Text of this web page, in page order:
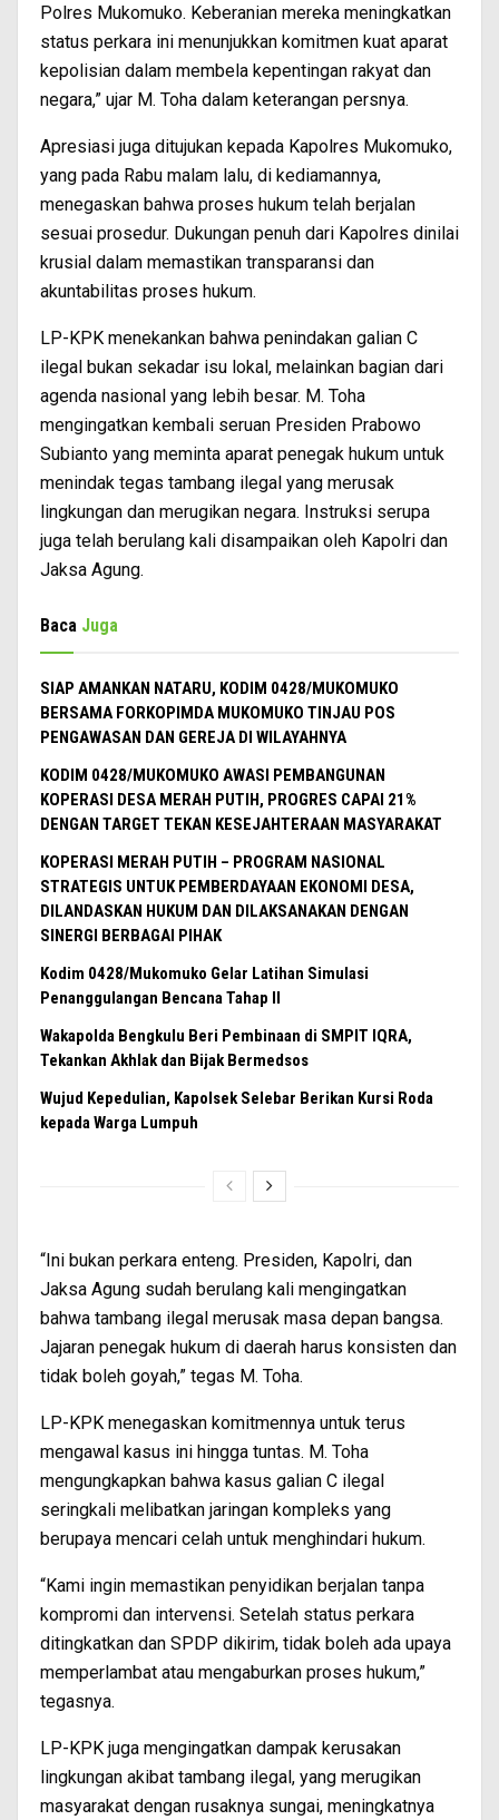
Polres Mukomuko. Keberanian mereka meningkatkan
status perkara ini menunjukkan komitmen kuat aparat
kepolisian dalam membela kepentingan rakyat dan
negara,” ujar M. Toha dalam keterangan persnya.
Apresiasi juga ditujukan kepada Kapolres Mukomuko,
yang pada Rabu malam lalu, di kediamannya,
menegaskan bahwa proses hukum telah berjalan
sesuai prosedur. Dukungan penuh dari Kapolres dinilai
krusial dalam memastikan transparansi dan
akuntabilitas proses hukum.
LP-KPK menekankan bahwa penindakan galian C
ilegal bukan sekadar isu lokal, melainkan bagian dari
agenda nasional yang lebih besar. M. Toha
mengingatkan kembali seruan Presiden Prabowo
Subianto yang meminta aparat penegak hukum untuk
menindak tegas tambang ilegal yang merusak
lingkungan dan merugikan negara. Instruksi serupa
juga telah berulang kali disampaikan oleh Kapolri dan
Jaksa Agung.
Baca Juga
SIAP AMANKAN NATARU, KODIM 0428/MUKOMUKO
BERSAMA FORKOPIMDA MUKOMUKO TINJAU POS
PENGAWASAN DAN GEREJA DI WILAYAHNYA
KODIM 0428/MUKOMUKO AWASI PEMBANGUNAN
KOPERASI DESA MERAH PUTIH, PROGRES CAPAI 21%
DENGAN TARGET TEKAN KESEJAHTERAAN MASYARAKAT
KOPERASI MERAH PUTIH – PROGRAM NASIONAL
STRATEGIS UNTUK PEMBERDAYAAN EKONOMI DESA,
DILANDASKAN HUKUM DAN DILAKSANAKAN DENGAN
SINERGI BERBAGAI PIHAK
Kodim 0428/Mukomuko Gelar Latihan Simulasi
Penanggulangan Bencana Tahap II
Wakapolda Bengkulu Beri Pembinaan di SMPIT IQRA,
Tekankan Akhlak dan Bijak Bermedsos
Wujud Kepedulian, Kapolsek Selebar Berikan Kursi Roda
kepada Warga Lumpuh
“Ini bukan perkara enteng. Presiden, Kapolri, dan
Jaksa Agung sudah berulang kali mengingatkan
bahwa tambang ilegal merusak masa depan bangsa.
Jajaran penegak hukum di daerah harus konsisten dan
tidak boleh goyah,” tegas M. Toha.
LP-KPK menegaskan komitmennya untuk terus
mengawal kasus ini hingga tuntas. M. Toha
mengungkapkan bahwa kasus galian C ilegal
seringkali melibatkan jaringan kompleks yang
berupaya mencari celah untuk menghindari hukum.
“Kami ingin memastikan penyidikan berjalan tanpa
kompromi dan intervensi. Setelah status perkara
ditingkatkan dan SPDP dikirim, tidak boleh ada upaya
memperlambat atau mengaburkan proses hukum,”
tegasnya.
LP-KPK juga mengingatkan dampak kerusakan
lingkungan akibat tambang ilegal, yang merugikan
masyarakat dengan rusaknya sungai, meningkatnya